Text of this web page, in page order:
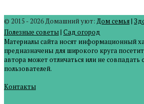
© 2015 - 2026 Домашний уют: Дом семья|
Полезные советы| Сад огород
Материалы сайта носят информационный
предназначены для широкого круга
автора может отличаться или не
пользователей.
Контакты